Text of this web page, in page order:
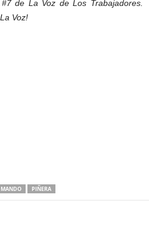
de La Voz de Los Trabajadores.
Voz!
PIÑERA